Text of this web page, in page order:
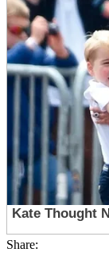
Share: